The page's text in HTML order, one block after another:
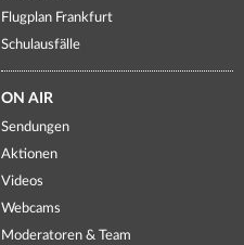
Flugplan Frankfurt
Schulausfälle
ON AIR
Sendungen
Aktionen
Videos
Webcams
Moderatoren & Team